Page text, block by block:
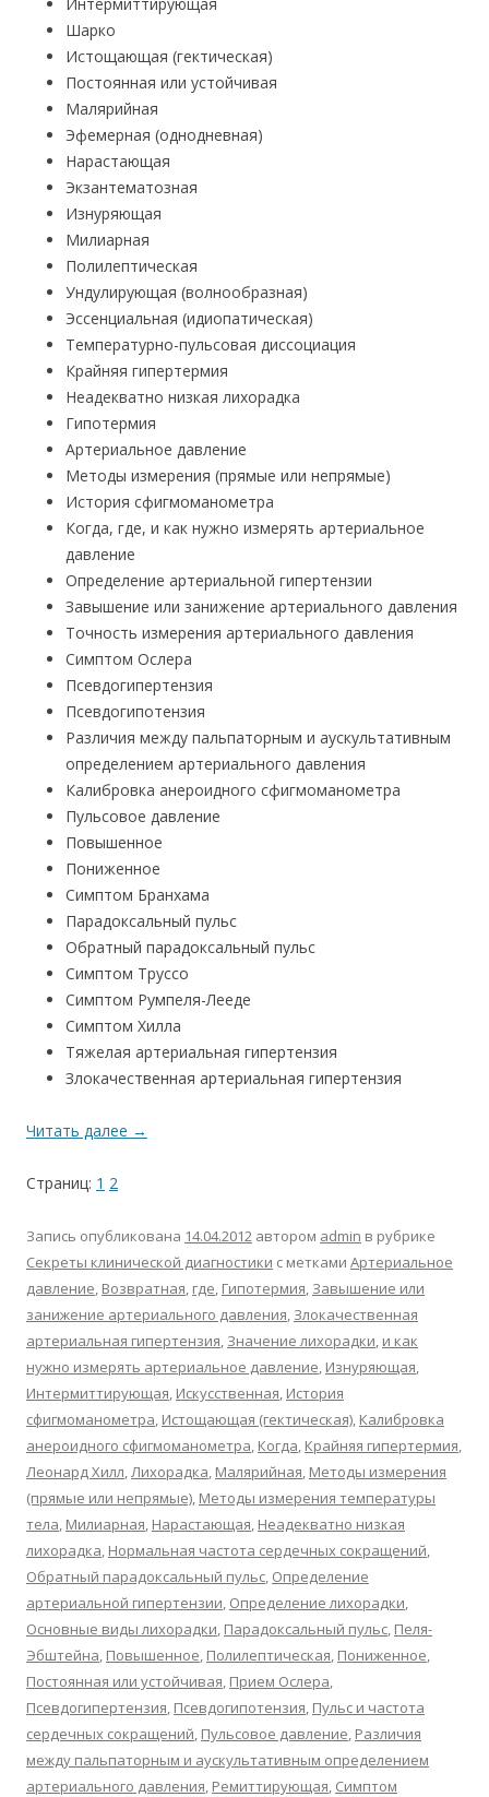
Шарко
Истощающая (гектическая)
Постоянная или устойчивая
Малярийная
Эфемерная (однодневная)
Нарастающая
Экзантематозная
Изнуряющая
Милиарная
Полилептическая
Ундулирующая (волнообразная)
Эссенциальная (идиопатическая)
Температурно-пульсовая диссоциация
Крайняя гипертермия
Неадекватно низкая лихорадка
Гипотермия
Артериальное давление
Методы измерения (прямые или непрямые)
История сфигмоманометра
Когда, где, и как нужно измерять артериальное
давление
Определение артериальной гипертензии
Завышение или занижение артериального давления
Точность измерения артериального давления
Симптом Ослера
Псевдогипертензия
Псевдогипотензия
Различия между пальпаторным и аускультативным
определением артериального давления
Калибровка анероидного сфигмоманометра
Пульсовое давление
Повышенное
Пониженное
Симптом Бранхама
Парадоксальный пульс
Обратный парадоксальный пульс
Симптом Труссо
Симптом Румпеля-Лееде
Симптом Хилла
Тяжелая артериальная гипертензия
Злокачественная артериальная гипертензия
Читать далее →
Страниц: 1 2
Запись опубликована 14.04.2012 автором admin в рубрике
Секреты клинической диагностики с метками Артериальное
давление, Возвратная, где, Гипотермия, Завышение или
занижение артериального давления, Злокачественная
артериальная гипертензия, Значение лихорадки, и как
нужно измерять артериальное давление, Изнуряющая,
Интермиттирующая, Искусственная, История
сфигмоманометра, Истощающая (гектическая), Калибровка
анероидного сфигмоманометра, Когда, Крайняя гипертермия,
Леонард Хилл,Лихорадка, Малярийная, Методы измерения
(прямые или непрямые), Методы измерения температуры
тела, Милиарная, Нарастающая, Неадекватно низкая
лихорадка, Нормальная частота сердечных сокращений,
Обратный парадоксальный пульс, Определение
артериальной гипертензии, Определение лихорадки,
Основные виды лихорадки, Парадоксальный пульс, Пеля-
Эбштейна, Повышенное, Полилептическая, Пониженное,
Постоянная или устойчивая, Прием Ослера,
Псевдогипертензия, Псевдогипотензия, Пульс и частота
сердечных сокращений, Пульсовое давление, Различия
между пальпаторным и аускультативным определением
артериального давления, Ремиттирующая, Симптом